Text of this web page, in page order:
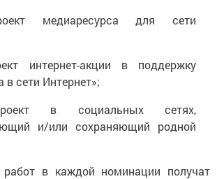
медиаресурса для сети
интернет-акции в поддержку
в сети Интернет»;
в социальных сетях,
и/или сохраняющий родной
в каждой номинации получат